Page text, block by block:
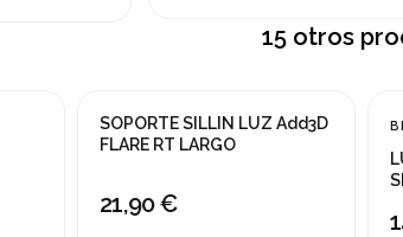
15 otros
SOPORTE SILLIN LUZ Add3D
FLARE RT LARGO
21,90 €